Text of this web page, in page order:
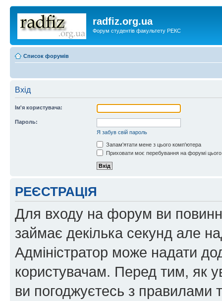
radfiz.org.ua
Форум студентів факультету РЕКС
Список форумів
Вхід
Ім'я користувача:
Пароль:
Я забув свій пароль
Запам'ятати мене з цього комп'ютера
Приховати моє перебування на форумі
РЕЄСТРАЦІЯ
Для входу на форум ви
займає декілька секунд але
Адміністратор може надати
користувачам. Перед тим, як
ви погоджуєтесь з правилами